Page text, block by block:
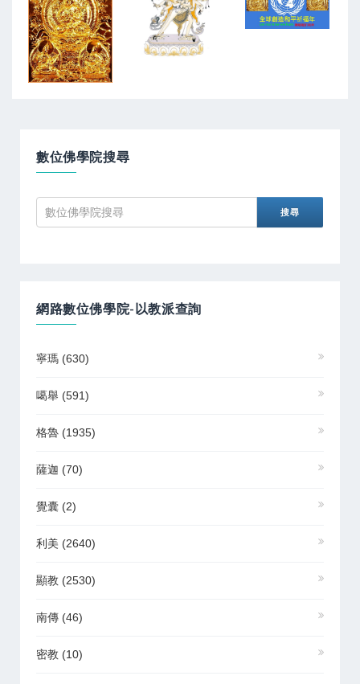
數位佛學院搜尋
網路數位佛學院-以教派查詢
寧瑪 (630)
噶舉 (591)
格魯 (1935)
薩迦 (70)
覺囊 (2)
利美 (2640)
顯教 (2530)
南傳 (46)
密教 (10)